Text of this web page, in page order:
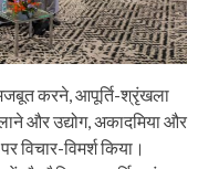
करने, आपूर्ति-श्रृंखला
और उद्योग, अकादमिया और
विचार-विमर्श किया।